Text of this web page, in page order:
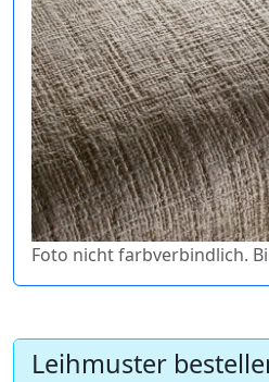
Foto nicht farbverbindlich.
Leihmuster